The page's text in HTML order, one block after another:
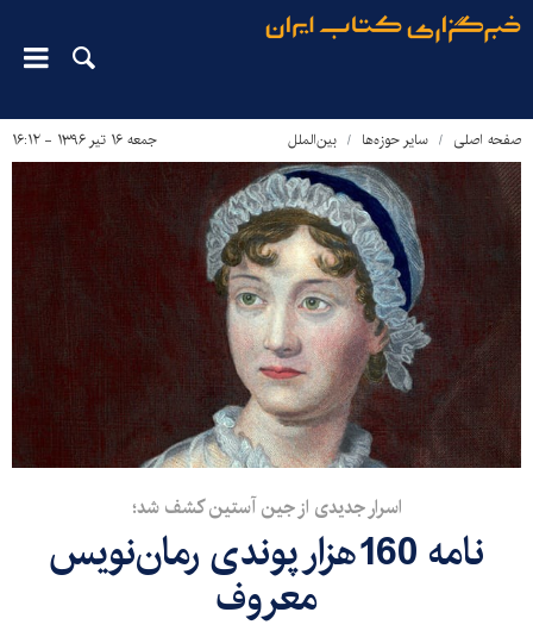
صفحه اصلی سایر حوزه‌ها بین‌الملل جمعه ۱۶ تیر ۱۳۹۶ - ۱۶:۱۲
اسرار جدیدی از جین آستین کشف شد؛
نامه‌ 160هزار پوندی رمان‌نویس
معروف